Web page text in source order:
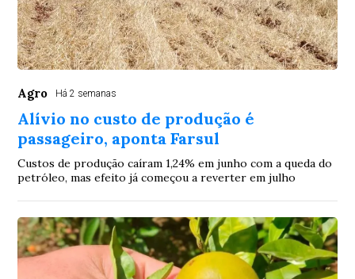
Agro Há 2 semanas
Alívio no custo de produção é
passageiro, aponta Farsul
Custos de produção caíram 1,24% em junho com a queda do
petróleo, mas efeito já começou a reverter em julho